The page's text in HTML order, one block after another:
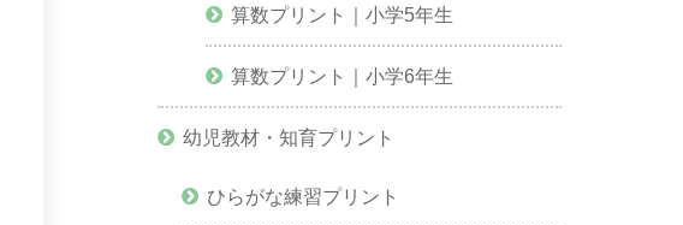
算数プリント｜小学5年生
算数プリント｜小学6年生
幼児教材・知育プリント
ひらがな練習プリント